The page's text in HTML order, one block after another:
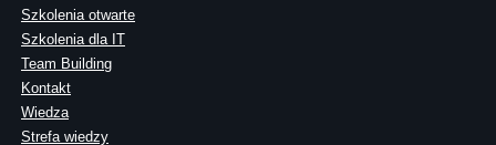
Szkolenia otwarte
Szkolenia dla IT
Team Building
Kontakt
Wiedza
Strefa wiedzy